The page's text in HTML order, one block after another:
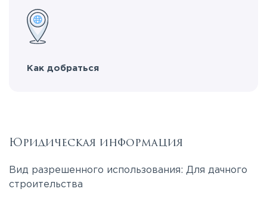
Как добраться
Юридическая информация
Вид разрешенного использования: Для дачного
строительства